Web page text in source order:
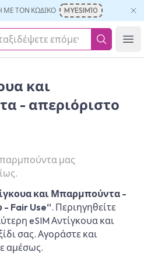
ΜΕ ΤΟΝ ΚΩΔΙΚΌ MYESIM10
και
- απεριόριστο
μας
και Μπαρμπούντα -
- Fair Use“. Περιηγηθείτε
eSIM Αντίγκουα και
σας. Αγοράστε και
αμέσως.